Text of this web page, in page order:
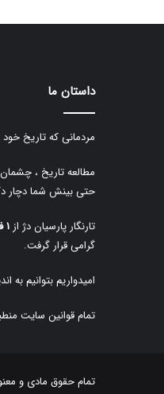
داستان ما
مردمانی که تاریخ
مطالعه تاریخ ،
حتی بینش شما دچار
تارنگار پارسیان دژ از ۱ فروردین ۱۳۹۱
گرامی قرار گرفت.
امیدواریم بتوانیم
تمام قوانین سایت
تمام حقوق مادی و